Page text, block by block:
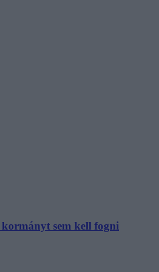
sem kell fogni